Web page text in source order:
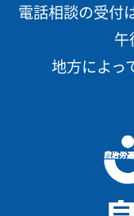
電話相談の受付
午
地方によっ